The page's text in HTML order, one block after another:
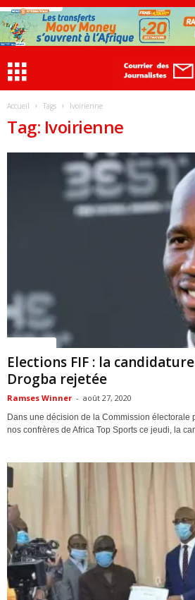
Accueil Tags Ivoirienne
Tag: Ivoirienne
Elections FIF : la
Drogba rejetée
Ramses Winner - août 27, 2020
Dans une décision de la Commission électorale
nos confrères de Africa Top Sports ce jeudi, la